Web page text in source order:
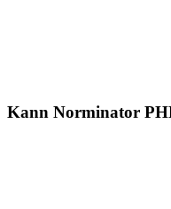
Kann Norminator